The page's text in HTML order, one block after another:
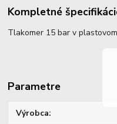
Kompletné
Tlakomer 15 bar v
Parametre
Výrobca